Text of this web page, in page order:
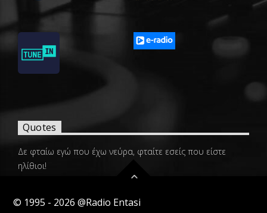
Quotes
Δε φταίω εγώ που έχω νεύρα, φταίτε εσείς που είστε
ηλίθιοι!
© 1995 - 2026 @Radio Entasi